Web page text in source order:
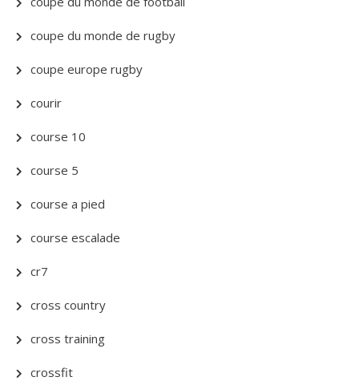
coupe du monde de rugby
coupe europe rugby
courir
course 10
course 5
course a pied
course escalade
cr7
cross country
cross training
crossfit